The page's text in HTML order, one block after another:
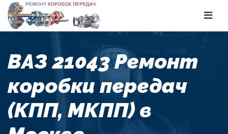
Toggle
ВАЗ 21043 Ремонт
коробки передач
(КПП, МКПП) в